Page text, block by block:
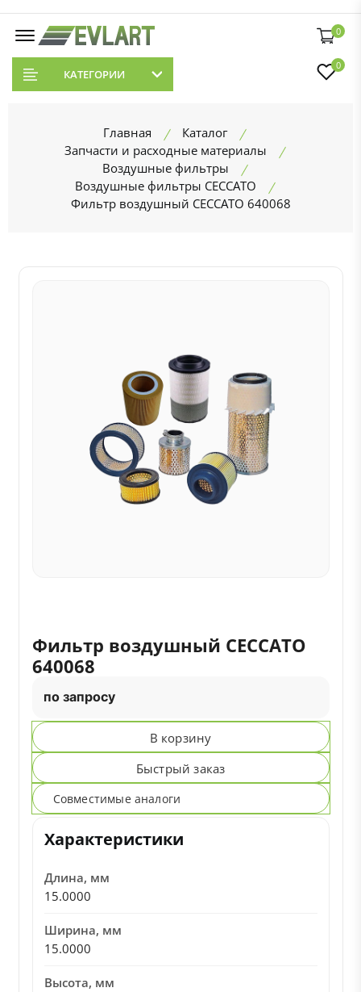
0
КАТЕГОРИИ
0
Главная
Каталог
Запчасти и расходные материалы
Воздушные фильтры
Воздушные фильтры CECCATO
Фильтр воздушный CECCATO 640068
Фильтр воздушный CECCATO
640068
по запросу
В корзину
Быстрый заказ
Совместимые аналоги
Характеристики
Длина, мм
15.0000
Ширина, мм
15.0000
Высота, мм